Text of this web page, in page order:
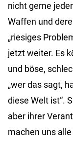
nicht gerne
Waffen und
„riesiges
jetzt weiter. Es
und böse,
„wer das sagt,
diese Welt ist“.
aber ihrer
machen uns